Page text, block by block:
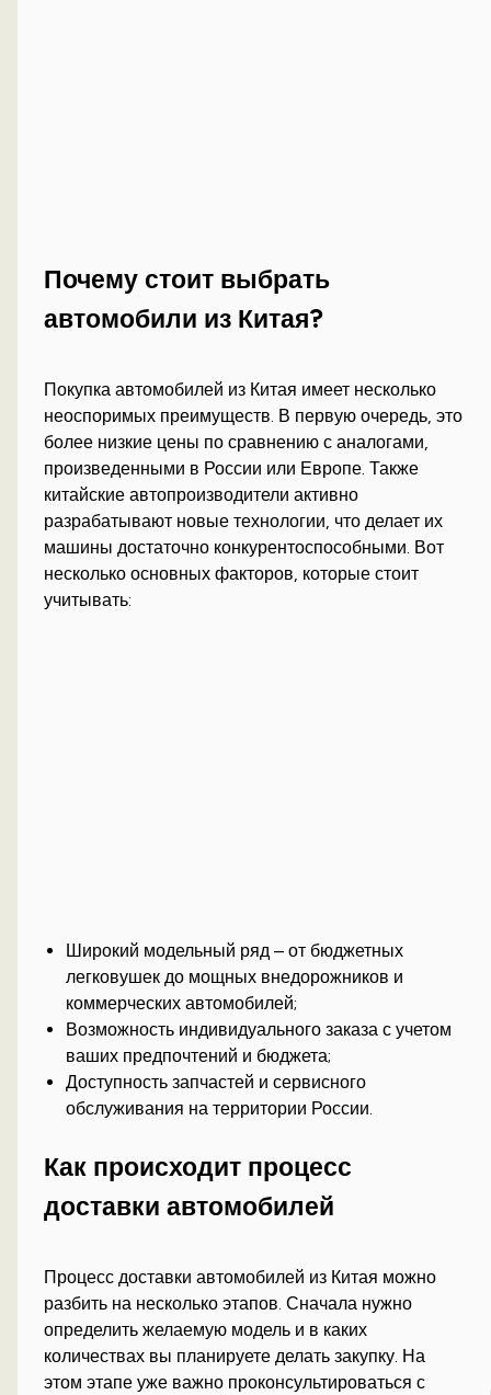
Почему стоит выбрать
автомобили из Китая?
Покупка автомобилей из Китая имеет несколько
неоспоримых преимуществ. В первую очередь, это
более низкие цены по сравнению с аналогами,
произведенными в России или Европе. Также
китайские автопроизводители активно
разрабатывают новые технологии, что делает их
машины достаточно конкурентоспособными. Вот
несколько основных факторов, которые стоит
учитывать:
Широкий модельный ряд – от бюджетных
легковушек до мощных внедорожников и
коммерческих автомобилей;
Возможность индивидуального заказа с учетом
ваших предпочтений и бюджета;
Доступность запчастей и сервисного
обслуживания на территории России.
Как происходит процесс
доставки автомобилей
Процесс доставки автомобилей из Китая можно
разбить на несколько этапов. Сначала нужно
определить желаемую модель и в каких
количествах вы планируете делать закупку. На
этом этапе уже важно проконсультироваться с